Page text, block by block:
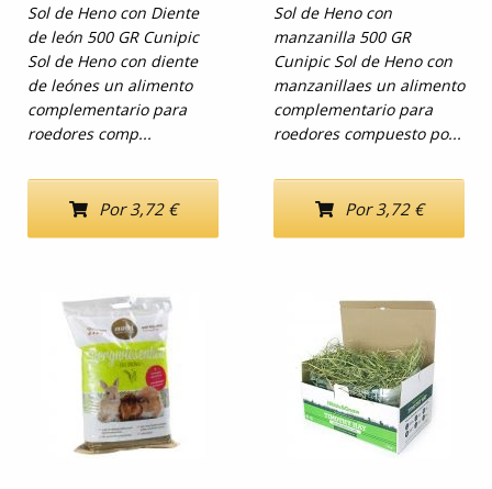
Sol de Heno con Diente
de león 500 GR Cunipic
Sol de Heno con diente
de leónes un alimento
complementario para
roedores comp...
Por 3,72 €
Sol de Heno con
manzanilla 500 GR
Cunipic Sol de Heno con
manzanillaes un alimento
complementario para
roedores compuesto po...
Por 3,72 €